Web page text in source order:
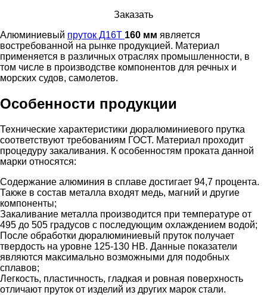
Заказать
Алюминиевый пруток Д16Т 160 мм является
востребованной на рынке продукцией. Материал
применяется в различных отраслях промышленности, в
том числе в производстве компонентов для речных и
морских судов, самолетов.
Особенности продукции
Технические характеристики дюралюминиевого прутка
соответствуют требованиям ГОСТ. Материал проходит
процедуру закаливания. К особенностям проката данной
марки относятся:
Содержание алюминия в сплаве достигает 94,7 процента.
Также в состав металла входят медь, магний и другие
компоненты;
Закаливание металла производится при температуре от
495 до 505 градусов с последующим охлаждением водой;
После обработки дюралюминиевый пруток получает
твердость на уровне 125-130 НВ. Данные показатели
являются максимально возможными для подобных
сплавов;
Легкость, пластичность, гладкая и ровная поверхность
отличают пруток от изделий из других марок стали.